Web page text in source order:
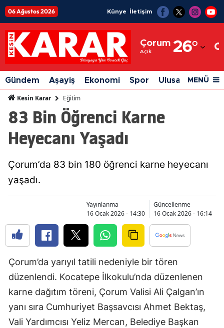
06 Ağustos 2026 Künye İletişim
Çorum
Açık 26°
Adıyaman
Afyonkarahisar
Ağrı
Amasya
Aydın
Balıkesir
Bilecik
Bitlis
Bolu
Burdur
Gündem Aşayiş Ekonomi Spor Ulusal Siyaset
MENÜ
Kesin Karar Eğitim
83 Bin Öğrenci Karne
Heyecanı Yaşadı
Çorum’da 83 bin 180 öğrenci karne heyecanı
yaşadı.
Yayınlanma
16 Ocak 2026 - 14:30
Güncellenme
16 Ocak 2026 - 16:14
Çorum’da yarıyıl tatili nedeniyle bir tören
düzenlendi. Kocatepe İlkokulu’nda düzenlenen
karne dağıtım töreni, Çorum Valisi Ali Çalgan’ın
yanı sıra Cumhuriyet Başsavcısı Ahmet Bektaş,
Vali Yardımcısı Yeliz Mercan, Belediye Başkan